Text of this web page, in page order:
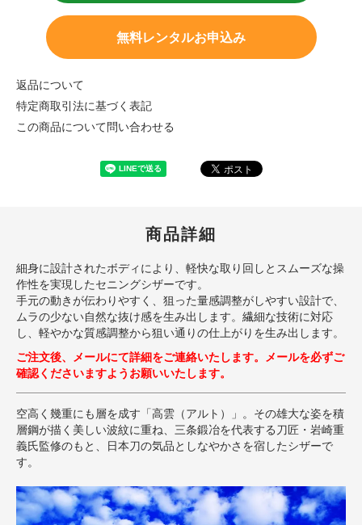
無料レンタルお申込み
返品について
特定商取引法に基づく表記
この商品について問い合わせる
商品詳細
細身に設計されたボディにより、軽快な取り回しとスムーズな操
作性を実現したセニングシザーです。
手元の動きが伝わりやすく、狙った量感調整がしやすい設計で、
ムラの少ない自然な抜け感を生み出します。繊細な技術に対応
し、軽やかな質感調整から狙い通りの仕上がりを生み出します。
ご注文後、メールにて詳細をご連絡いたします。メールを必ずご
確認くださいますようお願いいたします。
空高く幾重にも層を成す「高雲（アルト）」。その雄大な姿を積
層鋼が描く美しい波紋に重ね、三条鍛冶を代表する刀匠・岩崎重
義氏監修のもと、日本刀の気品としなやかさを宿したシザーで
す。